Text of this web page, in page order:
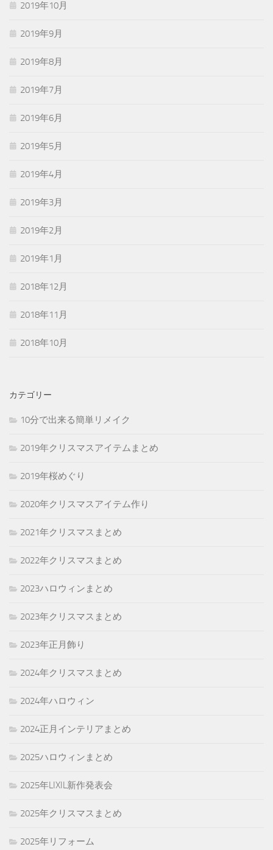
2019年10月
2019年9月
2019年8月
2019年7月
2019年6月
2019年5月
2019年4月
2019年3月
2019年2月
2019年1月
2018年12月
2018年11月
2018年10月
カテゴリー
10分で出来る簡単リメイク
2019年クリスマスアイテムまとめ
2019年桜めぐり
2020年クリスマスアイテム作り
2021年クリスマスまとめ
2022年クリスマスまとめ
2023ハロウィンまとめ
2023年クリスマスまとめ
2023年正月飾り
2024年クリスマスまとめ
2024年ハロウィン
2024正月インテリアまとめ
2025ハロウィンまとめ
2025年LIXIL新作発表会
2025年クリスマスまとめ
2025年リフォーム